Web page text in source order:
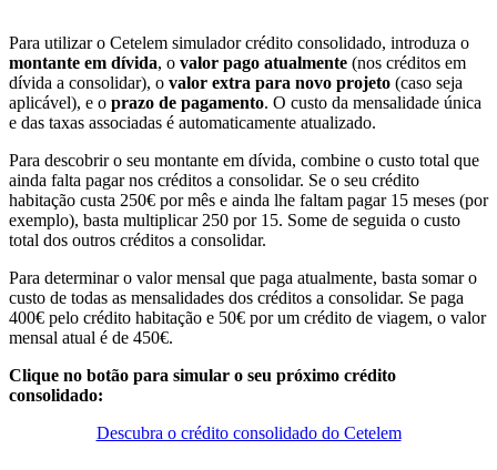
Para utilizar o Cetelem simulador crédito consolidado, introduza o
montante em dívida, o valor pago atualmente (nos créditos em
dívida a consolidar), o valor extra para novo projeto (caso seja
aplicável), e o prazo de pagamento. O custo da mensalidade única
e das taxas associadas é automaticamente atualizado.
Para descobrir o seu montante em dívida, combine o custo total que
ainda falta pagar nos créditos a consolidar. Se o seu crédito
habitação custa 250€ por mês e ainda lhe faltam pagar 15 meses (por
exemplo), basta multiplicar 250 por 15. Some de seguida o custo
total dos outros créditos a consolidar.
Para determinar o valor mensal que paga atualmente, basta somar o
custo de todas as mensalidades dos créditos a consolidar. Se paga
400€ pelo crédito habitação e 50€ por um crédito de viagem, o valor
mensal atual é de 450€.
Clique no botão para simular o seu próximo crédito
consolidado:
Descubra o crédito consolidado do Cetelem